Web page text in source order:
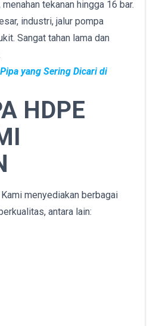
tekanan hingga 16 bar.
industri, jalur pompa
Sangat tahan lama dan
yang Sering Dicari di
HDPE
menyediakan berbagai
antara lain: